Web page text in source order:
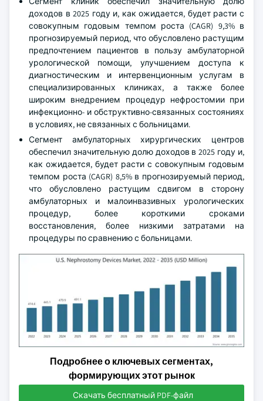
доходов в 2025 году и, как ожидается, будет расти с
совокупным годовым темпом роста (CAGR) 9,3% в
прогнозируемый период, что обусловлено растущим
предпочтением пациентов в пользу амбулаторной
урологической помощи, улучшением доступа к
диагностическим и интервенционным услугам в
специализированных клиниках, а также более
широким внедрением процедур нефростомии при
инфекционно- и обструктивно-связанных состояниях
в условиях, не связанных с больницами.
Сегмент амбулаторных хирургических центров
обеспечил значительную долю доходов в 2025 году и,
как ожидается, будет расти с совокупным годовым
темпом роста (CAGR) 8,5% в прогнозируемый период,
что обусловлено растущим сдвигом в сторону
амбулаторных и малоинвазивных урологических
процедур, более короткими сроками
восстановления, более низкими затратами на
процедуры по сравнению с больницами.
Подробнее о ключевых сегментах,
формирующих этот рынок
Скачать бесплатный PDF-файл